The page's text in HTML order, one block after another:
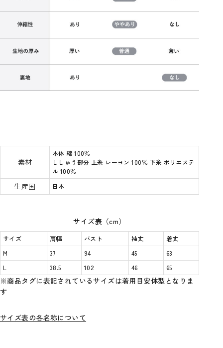
素材
本体 綿 100％
ししゅう部分 上糸 レーヨン 100％ 下糸 ポリエステ
ル 100％
生産国 日本
サイズ表（cm）
サイズ 肩幅 バスト 袖丈
着丈
M
37 94 45
63
L
38.5 102 46 65
※商品タグに表記されているサイズは着用目安体型となりま
す
サイズ表の各名称について